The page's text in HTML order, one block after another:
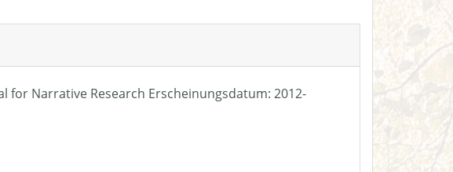
for Narrative Research Erscheinungsdatum: 2012-